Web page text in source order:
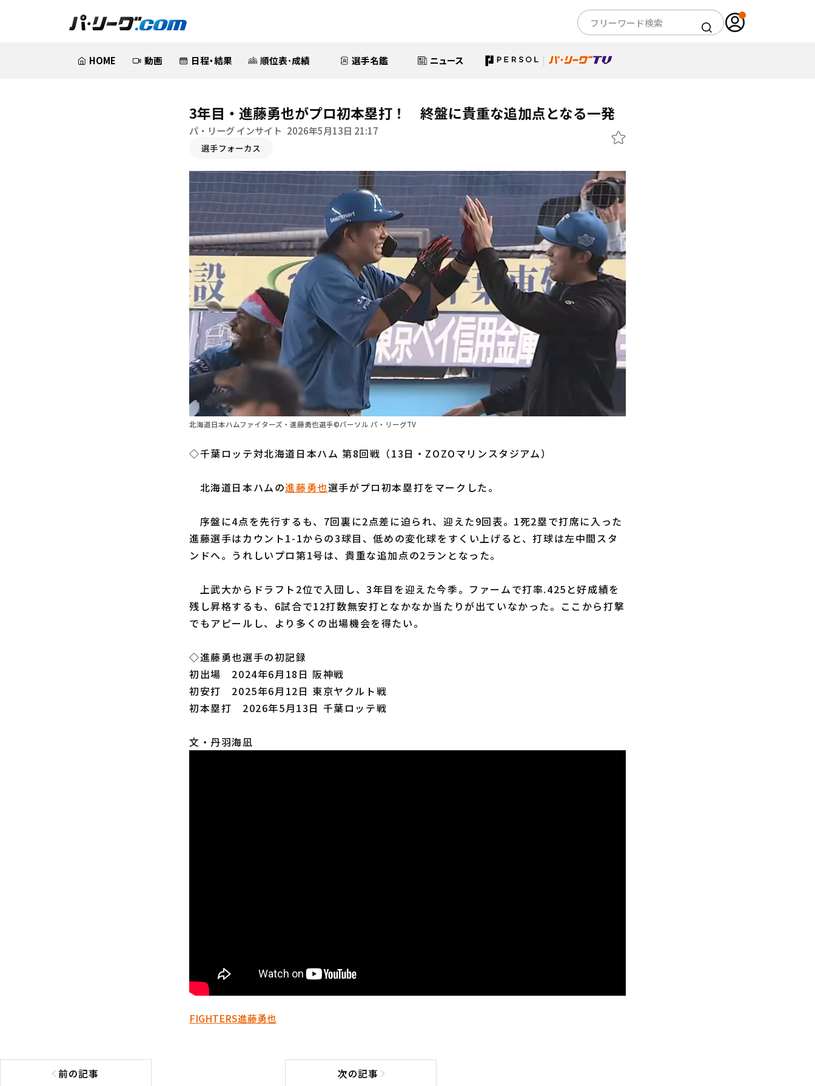
HOME 動画 日程・結果 順位表･成績 選手名鑑 ニュース
3年目・進藤勇也がプロ初本塁打！ 終盤に貴重な追加点となる一発
パ・リーグ インサイト 2026年5月13日 21:17
選手フォーカス
北海道日本ハムファイターズ・進藤勇也選手©パーソル パ・リーグTV
◇千葉ロッテ対北海道日本ハム 第8回戦（13日・ZOZOマリンスタジアム）
北海道日本ハムの進藤勇也選手がプロ初本塁打をマークした。
序盤に4点を先行するも、7回裏に2点差に迫られ、迎えた9回表。1死2塁で打席に入った
進藤選手はカウント1-1からの3球目、低めの変化球をすくい上げると、打球は左中間スタ
ンドへ。うれしいプロ第1号は、貴重な追加点の2ランとなった。
上武大からドラフト2位で入団し、3年目を迎えた今季。ファームで打率.425と好成績を
残し昇格するも、6試合で12打数無安打となかなか当たりが出ていなかった。ここから打撃
でもアピールし、より多くの出場機会を得たい。
◇進藤勇也選手の初記録
初出場 2024年6月18日 阪神戦
初安打 2025年6月12日 東京ヤクルト戦
初本塁打 2026年5月13日 千葉ロッテ戦
文・丹羽海凪
FIGHTERS進藤勇也
前の記事
前の記事へ 次の記事次の記事へ